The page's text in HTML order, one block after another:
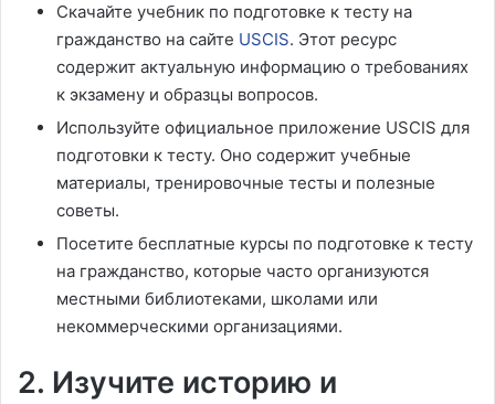
Скачайте учебник по подготовке к тесту на
гражданство на сайте USCIS. Этот ресурс
содержит актуальную информацию о требованиях
к экзамену и образцы вопросов.
Используйте официальное приложение USCIS для
подготовки к тесту. Оно содержит учебные
материалы, тренировочные тесты и полезные
советы.
Посетите бесплатные курсы по подготовке к тесту
на гражданство, которые часто организуются
местными библиотеками, школами или
некоммерческими организациями.
2. Изучите историю и